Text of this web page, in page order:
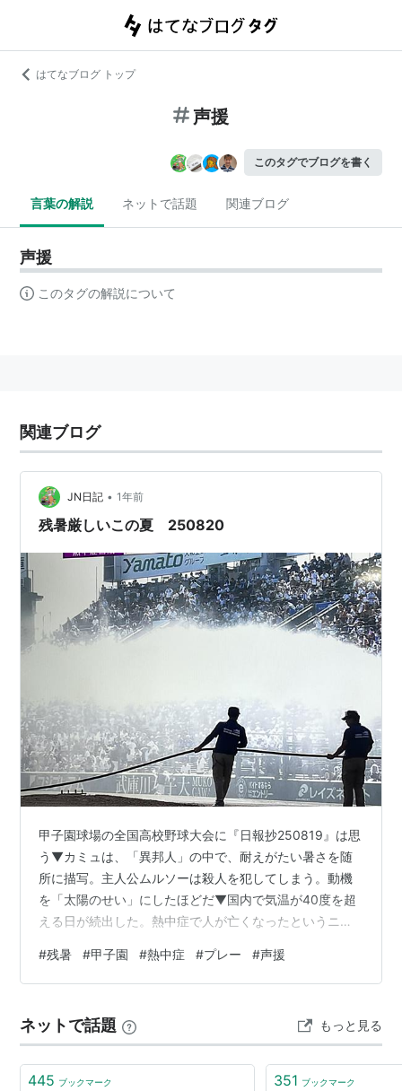
はてなブログ トップ
声援
このタグでブログを書く
言葉の解説 ネットで話題 関連ブログ
声援
このタグの解説について
関連ブログ
JN日記 • 1年前
残暑厳しいこの夏 250820
甲子園球場の全国高校野球大会に『日報抄250819』は思
う▼カミュは、「異邦人」の中で、耐えがたい暑さを随
所に描写。主人公ムルソーは殺人を犯してしまう。動機
を「太陽のせい」にしたほどだ▼国内で気温が40度を超
える日が続出した。熱中症で人が亡くなったというニュ
るものがあるだろうか▼非情な暑さは甲子園の風景を変
えている。初日の開会式が午後4時から始まったのには驚
夕方の2部制で行う日程が増えた▼真夏の過酷な太陽に負
けず、はつらつとプレー、アルプススタンドで声援を送
る応援団。こうした姿から、げんなりとし…
#残暑 #甲子園 #熱中症 #プレー #声援
ネットで話題 もっと見る
445 ブックマーク 351 ブックマーク